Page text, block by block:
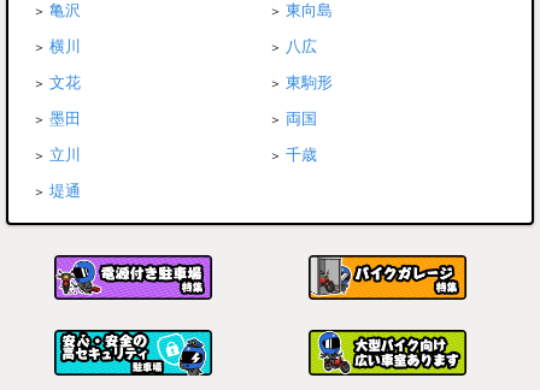
亀沢
東向島
横川
八広
文花
東駒形
墨田
両国
立川
千歳
堤通